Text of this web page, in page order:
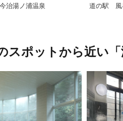
治湯ノ浦温泉 道の駅 風
スポットから近い「